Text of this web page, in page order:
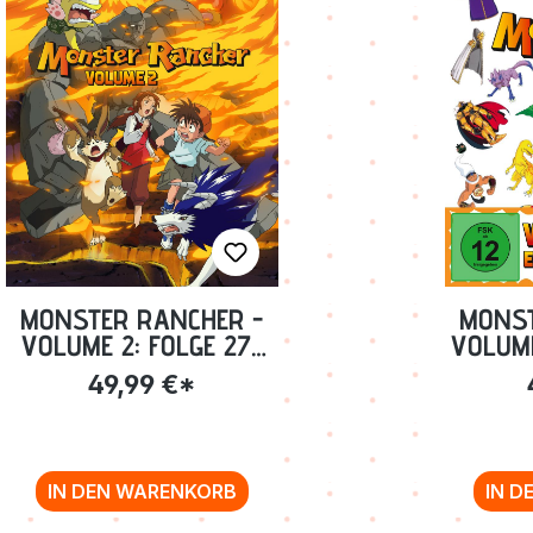
MONSTER RANCHER -
VOLUME 2: FOLGE 27-
48 [DVD]
49,99 €*
IN DEN WARENKORB IN